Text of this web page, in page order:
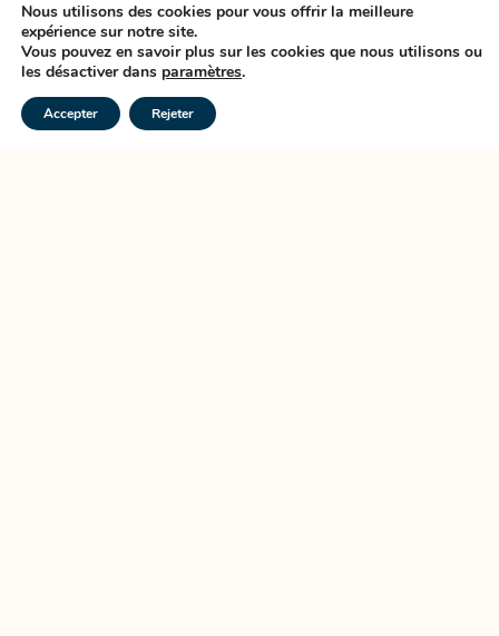
Nous utilisons des cookies pour vous offrir la meilleure
expérience sur notre site.
Vous pouvez en savoir plus sur les cookies que nous utilisons ou
les désactiver dans paramètres.
Accepter Rejeter